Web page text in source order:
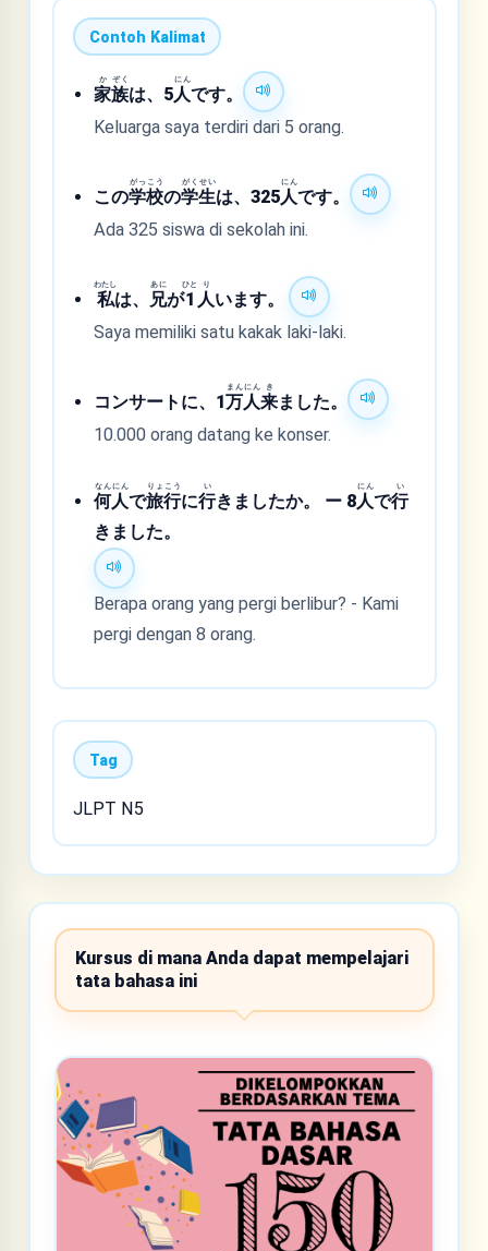
Contoh Kalimat
家
か
族
ぞく
は、5人
にん
です。
Keluarga saya terdiri dari 5 orang.
この学
がっ
校
こう
の学
がく
生
せい
は、325人
にん
です。
Ada 325 siswa di sekolah ini.
私
わたし
は、 兄
あに
が1
ひと
人
り
います。
Saya memiliki satu kakak laki-laki.
コンサートに、1万
まん
人
にん
来
き
ました。
10.000 orang datang ke konser.
何
なん
人
にん
で旅
りょ
行
こう
に行
い
きましたか。 ー 8人
にん
で行
い
きました。
Berapa orang yang pergi berlibur? - Kami
pergi dengan 8 orang.
Tag
JLPT N5
Kursus di mana Anda dapat mempelajari
tata bahasa ini